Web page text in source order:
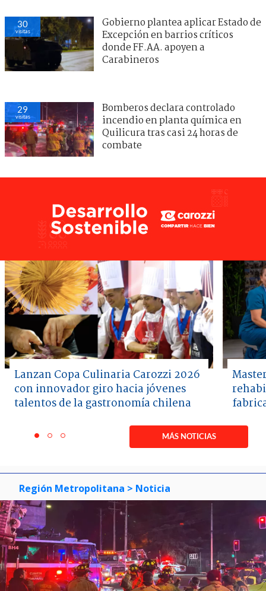
30
visitas
Gobierno plantea aplicar Estado de
Excepción en barrios críticos
donde FF.AA. apoyen a
Carabineros
29
visitas
Bomberos declara controlado
incendio en planta química en
Quilicura tras casi 24 horas de
combate
Lanzan Copa Culinaria Carozzi 2026
con innovador giro hacia jóvenes
talentos de la gastronomía chilena
itemitemitem
MÁS NOTICIAS
Región Metropolitana > Noticia